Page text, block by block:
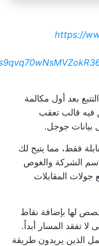
https://
بعد أول مكالمة
فيه قالب تعقب
بيانات جوجل.
فقط، مما يتيح لك
الشركة والغوص
جولات المقابلات
لها بإضافة نقاط
تفقد المسار أبداً.
الذين يريدون طريقة